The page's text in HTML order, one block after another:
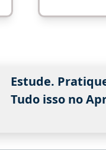
Estude.
Tudo isso no